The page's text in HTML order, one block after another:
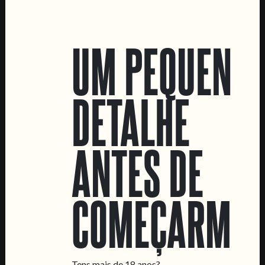
WIZARD OF OZZIE MISFITS AT THE BEACH
NE IPA
UM PEQUENO
DETALHE
ANTES DE